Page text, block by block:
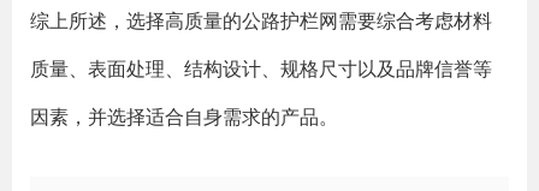
综上所述，选择高质量的公路护栏网需要综合考虑材料
质量、表面处理、结构设计、规格尺寸以及品牌信誉等
因素，并选择适合自身需求的产品。